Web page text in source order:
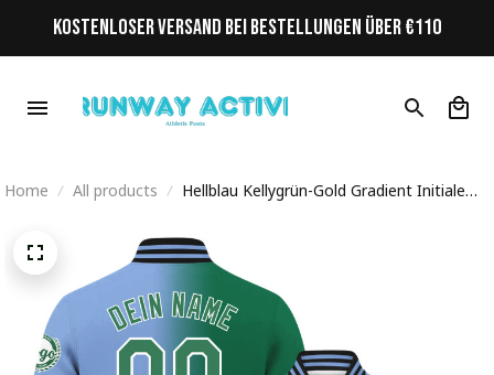
KOSTENLOSER VERSAND BEI BESTELLUNGEN ÜBER €110
Home All products
Hellblau Kellygrün-Gold Gradient Initiale